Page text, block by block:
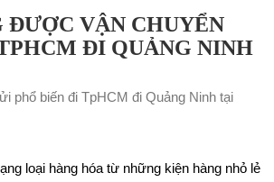
ĐƯỢC VẬN CHUYỂN
ĐI QUẢNG NINH
loại hàng hóa từ những kiện hàng nhỏ lẻ